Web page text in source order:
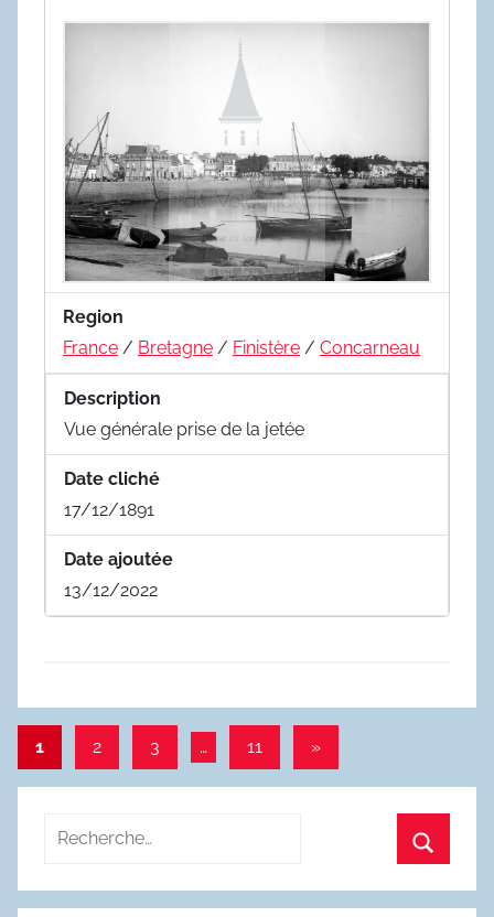
Region
France / Bretagne / Finistère / Concarneau
Description
Vue générale prise de la jetée
Date cliché
17/12/1891
Date ajoutée
13/12/2022
Pagination
des
publications
1 2 3 … 11
Articles
suivants
»
Recherche
: